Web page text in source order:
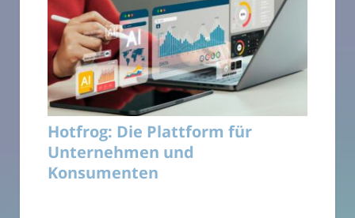
Hotfrog: Die Plattform für
Unternehmen und
Konsumenten